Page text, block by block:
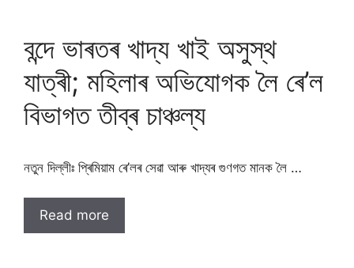
বন্দে ভাৰতৰ খাদ্য খাই অসুস্থ
যাত্ৰী; মহিলাৰ অভিযোগক লৈ ৰে’ল
বিভাগত তীব্ৰ চাঞ্চল্য
নতুন দিল্লীঃ প্ৰিমিয়াম ৰে’লৰ সেৱা আৰু খাদ্যৰ গুণগত মানক লৈ …
Read more